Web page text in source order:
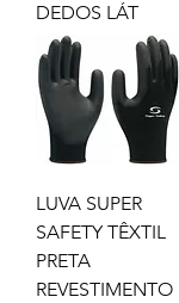
DEDOS LÁT
LUVA SUPER
SAFETY TÊXTIL
PRETA
REVESTIMENTO